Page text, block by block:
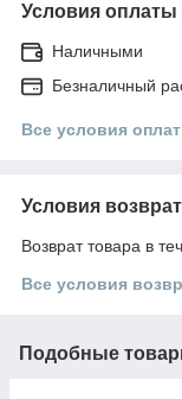
Условия оплаты
Наличными
Безналичный
Все условия
Условия
Возврат товара в
Все условия
Подобные